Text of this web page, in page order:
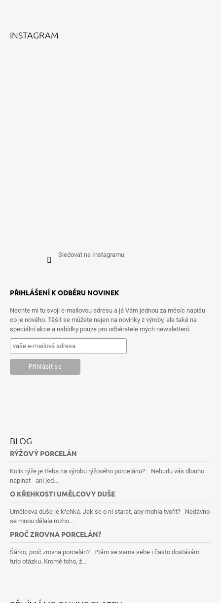
INSTAGRAM
Sledovat na Instagramu
PŘIHLÁŠENÍ K ODBĚRU NOVINEK
Nechte mi tu svoji e-mailovou adresu a já Vám jednou za měsíc napíšu
co je nového. Těšit se můžete nejen na novinky z výroby, ale také na
speciální akce a nabídky pouze pro odběratele mých newsletterů.
BLOG
RÝŽOVÝ PORCELÁN
Kolik rýže je třeba na výrobu rýžového porcelánu? Nebudu vás dlouho
napínat - ani jed...
O KŘEHKOSTI UMĚLCOVY DUŠE
Umělcova duše je křehká. Jak se o ni starat, aby mohla tvořit? Nedávno
se mnou dělala rozho...
PROČ ZROVNA PORCELÁN?
Šárko, proč zrovna porcelán? Ptám se sama sebe i často dostávám
tuto otázku. Kromě toho, ž...